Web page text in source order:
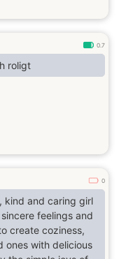
0.7
roligt
0
kind and caring girl
feelings and
create coziness,
ones with delicious